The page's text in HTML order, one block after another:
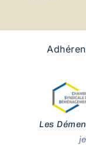
Les